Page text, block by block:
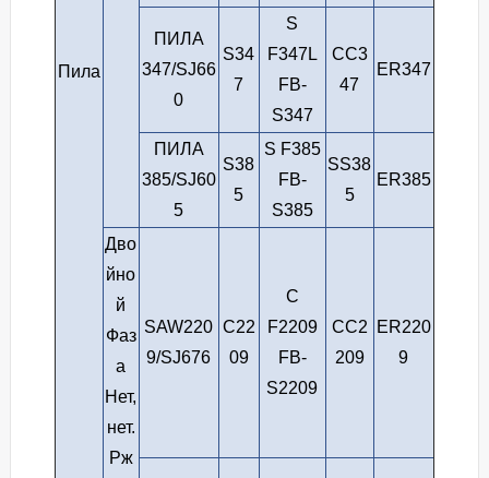
Пила
ПИЛА
347/SJ66
0
S34
7
S
F347L
FB-
S347
СС3
47
ER347
ПИЛА
385/SJ60
5
S38
5
S F385
FB-
S385
SS38
5
ER385
Дво
йно
й
Фаз
а
Нет,
нет.
Рж
SAW220
9/SJ676
С22
09
С
F2209
FB-
S2209
СС2
209
ER220
9